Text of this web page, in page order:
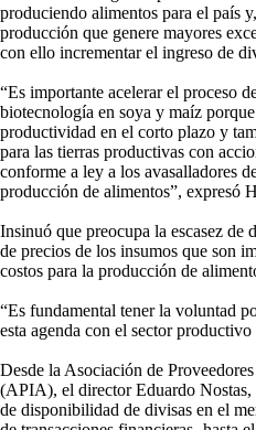
produciendo alimentos para el país
producción que genere mayores
con ello incrementar el ingreso de
“Es importante acelerar el proceso
biotecnología en soya y maíz
productividad en el corto plazo y
para las tierras productivas con
conforme a ley a los avasalladores
producción de alimentos”, expresó
Insinuó que preocupa la escasez de
de precios de los insumos que son
costos para la producción de
“Es fundamental tener la voluntad
esta agenda con el sector
Desde la Asociación de
(APIA), el director Eduardo
de disponibilidad de divisas en el